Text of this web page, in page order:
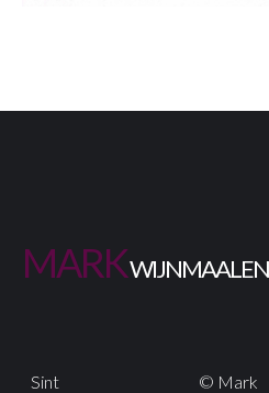
MARKWIJNMAALEN
Sint
© Mark